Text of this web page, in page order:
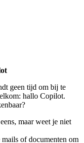
geen tijd om bij te
hallo Copilot.
maar weet je niet
of documenten om